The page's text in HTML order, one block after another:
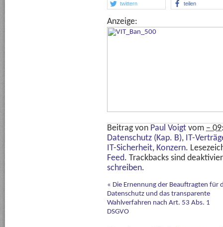
twittern teilen
Anzeige:
Beitrag von Paul Voigt vom –
Datenschutz (Kap. B), IT-
IT-Sicherheit, Konzern.
Feed. Trackbacks sind
schreiben.
« Die Ernennung der Beauftragten für
Datenschutz und das transparente
Wahlverfahren nach Art. 53 Abs. 1
DSGVO